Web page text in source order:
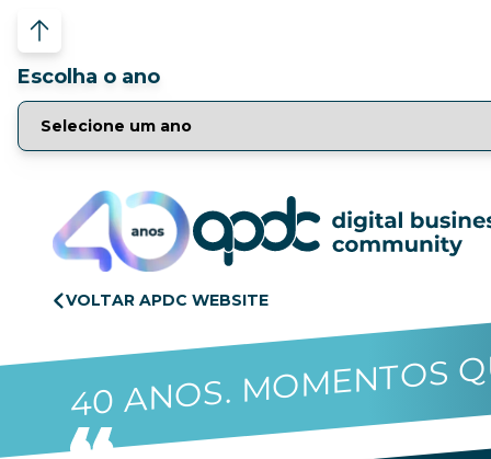
Escolha o ano
VOLTAR APDC WEBSITE
40 ANOS. MOMENTOS